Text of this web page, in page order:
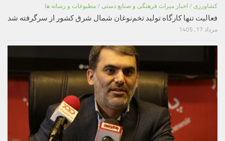
کشاورزی / اخبار میراث فرهنگی و صنایع دستی / مطبوعات و رسانه ها
فعالیت تنها کارگاه تولید تخم‌نوغان شمال شرق کشور از سرگرفته شد
مرداد 17, 1405